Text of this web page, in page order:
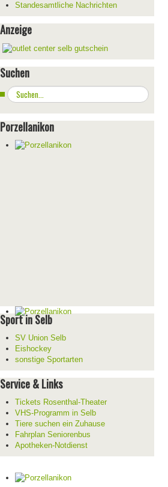
Standesamtliche Nachrichten
Anzeige
Suchen
Suchen
...
Porzellanikon
Sport in Selb
SV Union Selb
Eishockey
sonstige Sportarten
Service & Links
Tickets Rosenthal-Theater
VHS-Programm in Selb
Tiere suchen ein Zuhause
Fahrplan Seniorenbus
Apotheken-Notdienst